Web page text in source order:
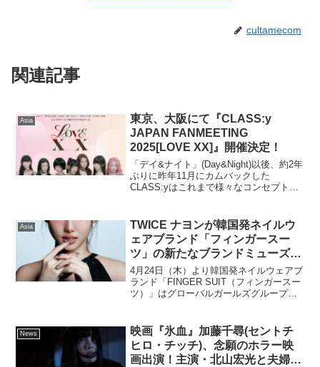
cultamecom
関連記事
Asia
東京、大阪にて『CLASS:y
JAPAN FANMEETING
2025[LOVE XX]』開催決定！
「デイ&ナイト」(Day&Night)以後、約2年
ぶりに昨年11月にカムバックした
CLASS:yはこれまで様々なコンセプトと
成長した音楽的スペクトラムと実力を見
せ...
Asia
TWICE ナヨンが韓国発ネイルウ
ェアブランド「フィンガースー
ツ」の新たなブランドミューズに
就任！
4月24日（木）より韓国発ネイルウェアブ
ランド「FINGER SUIT（フィンガースー
ツ）」はグローバルガールズグループ
FINGER SUIT × NAYE...
News
映画『氷血』加藤千尋(セントチ
ヒロ・チッチ)、念願のホラー映
画出演！主演・北山宏光と夫婦役